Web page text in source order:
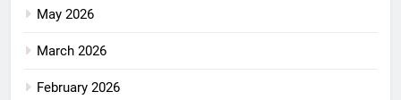
May 2026
March 2026
February 2026